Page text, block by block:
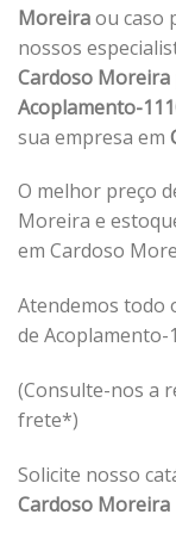
Moreiraou caso
nossos
Cardoso Moreira
Acoplamento-
sua empresa em
O melhor preço
Moreira e
em Cardoso
Atendemos todo
de Acoplamento-
(Consulte-nos a
frete*)
Solicite nosso
Cardoso Moreira